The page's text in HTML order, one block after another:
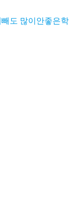
도 많이안좋은학